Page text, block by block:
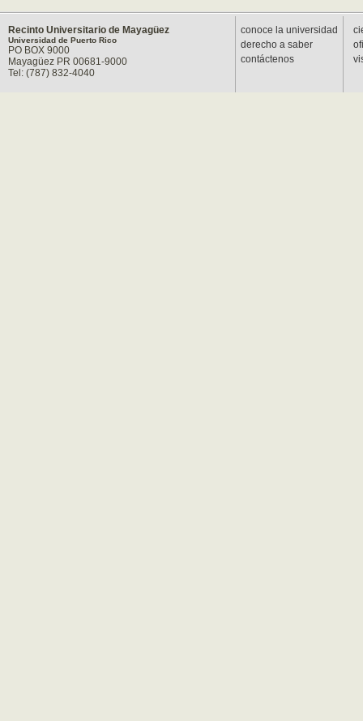
Recinto Universitario de Mayagüez
Universidad de Puerto Rico
PO BOX 9000
Mayagüez PR 00681-9000
Tel: (787) 832-4040
conoce la universidad
derecho a saber
contáctenos